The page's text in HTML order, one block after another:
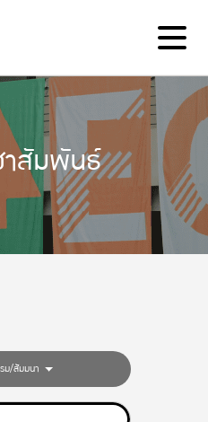
าสัมพันธ์
ม/สัมมนา